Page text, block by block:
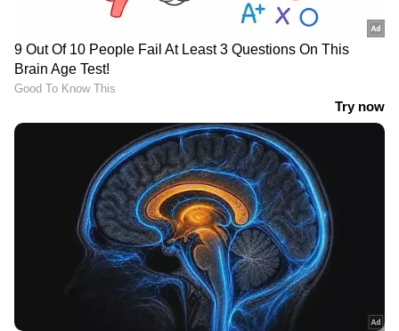
വാഹനവ്യൂഹത്തിന്റെ
രേവന്ത് റെഡ്ഡി
ജയിലിന് പുറത്ത്
പെരുന്നാൾ സമ്മാനം
പ്രഖ്യാപിച്ച് സുവേന്ദു
അധികാരി; സർക്കാർ
കാന്‍റീനുകളിൽ വെറും 5
രൂപയ്ക്ക് മത്സ്യവും ചോറും
അടങ്ങുന്ന ഊണ്
വീഴ്ച സമ്മതിച്ച്
സിബിഎസ്ഇ, പരാതി
ഉന്നയിച്ച
വിദ്യാർത്ഥികൾക്ക്
അവരുടെ യഥാർത്ഥ
പേപ്പർ കൈമാറി